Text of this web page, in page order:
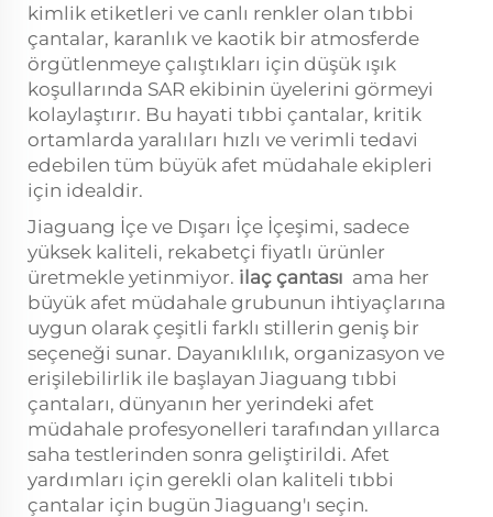
kimlik etiketleri ve canlı renkler olan tıbbi
çantalar, karanlık ve kaotik bir atmosferde
örgütlenmeye çalıştıkları için düşük ışık
koşullarında SAR ekibinin üyelerini görmeyi
kolaylaştırır. Bu hayati tıbbi çantalar, kritik
ortamlarda yaralıları hızlı ve verimli tedavi
edebilen tüm büyük afet müdahale ekipleri
için idealdir.
Jiaguang İçe ve Dışarı İçe İçeşimi, sadece
yüksek kaliteli, rekabetçi fiyatlı ürünler
üretmekle yetinmiyor. i̇laç çantası ama her
büyük afet müdahale grubunun ihtiyaçlarına
uygun olarak çeşitli farklı stillerin geniş bir
seçeneği sunar. Dayanıklılık, organizasyon ve
erişilebilirlik ile başlayan Jiaguang tıbbi
çantaları, dünyanın her yerindeki afet
müdahale profesyonelleri tarafından yıllarca
saha testlerinden sonra geliştirildi. Afet
yardımları için gerekli olan kaliteli tıbbi
çantalar için bugün Jiaguang'ı seçin.